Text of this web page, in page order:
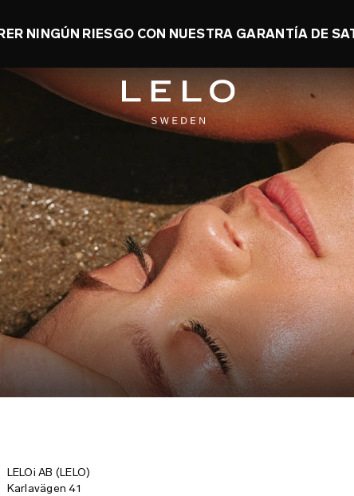
NINGÚN RIESGO CON NUESTRA GARANTÍA DE
LELOi AB (LELO)
Karlavägen 41